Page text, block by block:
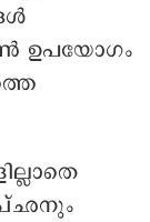
ഉപയോഗം